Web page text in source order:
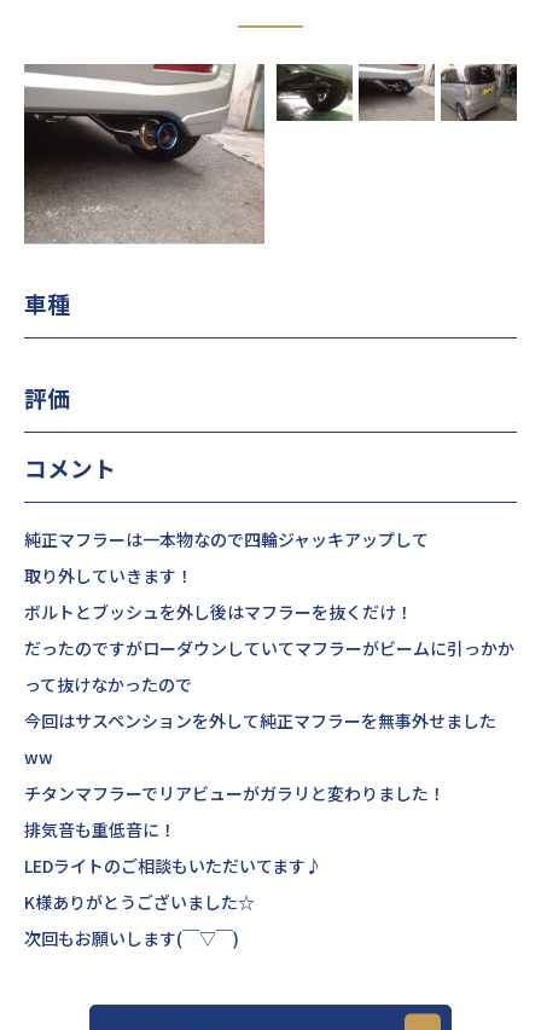
車種
評価
コメント
純正マフラーは一本物なので四輪ジャッキアップして
取り外していきます！
ボルトとブッシュを外し後はマフラーを抜くだけ！
だったのですがローダウンしていてマフラーがビームに引っかか
って抜けなかったので
今回はサスペンションを外して純正マフラーを無事外せました
ww
チタンマフラーでリアビューがガラリと変わりました！
排気音も重低音に！
LEDライトのご相談もいただいてます♪
K様ありがとうございました☆
次回もお願いします(￣▽￣)